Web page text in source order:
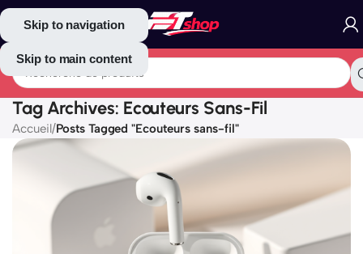
Skip to navigation
Skip to main content
Tag Archives: Ecouteurs Sans-Fil
Accueil/Posts Tagged "Ecouteurs sans-fil"